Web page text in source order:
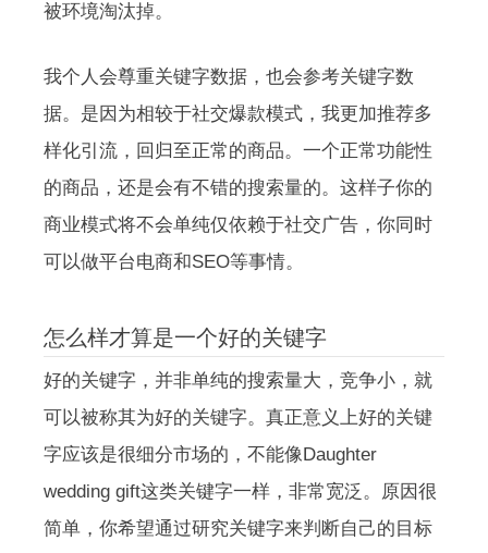
被环境淘汰掉。
我个人会尊重关键字数据，也会参考关键字数
据。是因为相较于社交爆款模式，我更加推荐多
样化引流，回归至正常的商品。一个正常功能性
的商品，还是会有不错的搜索量的。这样子你的
商业模式将不会单纯仅依赖于社交广告，你同时
可以做平台电商和SEO等事情。
怎么样才算是一个好的关键字
好的关键字，并非单纯的搜索量大，竞争小，就
可以被称其为好的关键字。真正意义上好的关键
字应该是很细分市场的，不能像Daughter
wedding gift这类关键字一样，非常宽泛。原因很
简单，你希望通过研究关键字来判断自己的目标